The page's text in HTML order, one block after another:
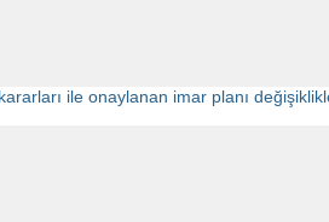
ile onaylanan imar planı